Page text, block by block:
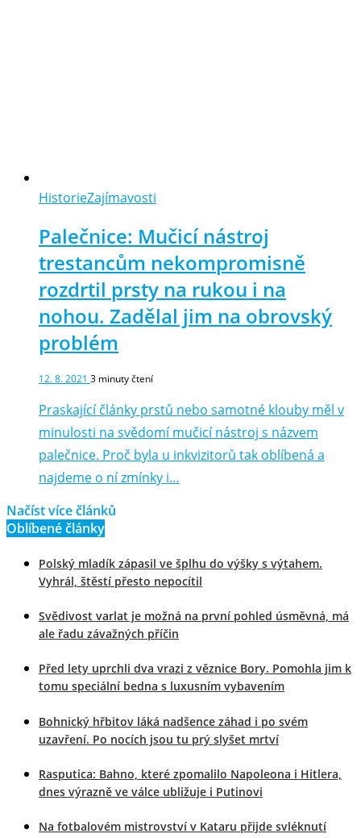
HistorieZajímavosti
Palečnice: Mučicí nástroj
trestancům nekompromisně
rozdrtil prsty na rukou i na
nohou. Zadělal jim na obrovský
problém
12. 8. 2021 3 minuty čtení
Praskající články prstů nebo samotné klouby měl v
minulosti na svědomí mučicí nástroj s názvem
palečnice. Proč byla u inkvizitorů tak oblíbená a
najdeme o ní zmínky i…
Načíst více článků
Oblíbené články
Polský mladík zápasil ve šplhu do výšky s výtahem.
Vyhrál, štěstí přesto nepocítil
Svědivost varlat je možná na první pohled úsměvná, má
ale řadu závažných příčin
Před lety uprchli dva vrazi z věznice Bory. Pomohla jim k
tomu speciální bedna s luxusním vybavením
Bohnický hřbitov láká nadšence záhad i po svém
uzavření. Po nocích jsou tu prý slyšet mrtví
Rasputica: Bahno, které zpomalilo Napoleona i Hitlera,
dnes výrazně ve válce ubližuje i Putinovi
Na fotbalovém mistrovství v Kataru přijde svléknutí